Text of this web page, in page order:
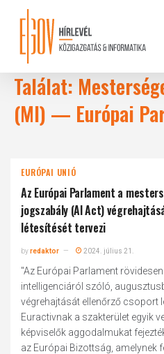
content
Találat:
(MI) — Európai
EURÓPAI UNIÓ
Az Európai Parlament a
jogszabály (AI Act)
létesítését tervezi
byredaktor 2024. július 21.
"Az Európai Parlament
intelligenciáról szóló,
végrehajtását ellenőrző csoport
Euractivnak a szakterület egyik
képviselők aggodalmukat
az Európai Bizottság, amelynek